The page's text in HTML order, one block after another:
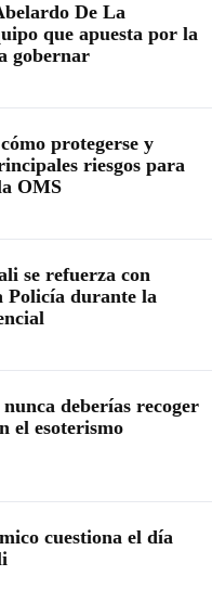
De La
que apuesta por la
gobernar
protegerse y
riesgos para
OMS
se refuerza con
Policía durante la
deberías recoger
el esoterismo
cuestiona el día